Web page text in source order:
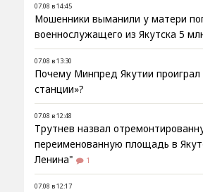
07.08 в 14:45
Мошенники выманили у матери
военнослужащего из Якутска 5
07.08 в 13:30
Почему Минпред Якутии проиграл
станции»?
07.08 в 12:48
Трутнев назвал
переименованную площадь в
Ленина"
1
07.08 в 12:17